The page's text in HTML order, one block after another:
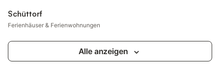
Schüttorf
Ferienhäuser & Ferienwohnungen
Alle anzeigen